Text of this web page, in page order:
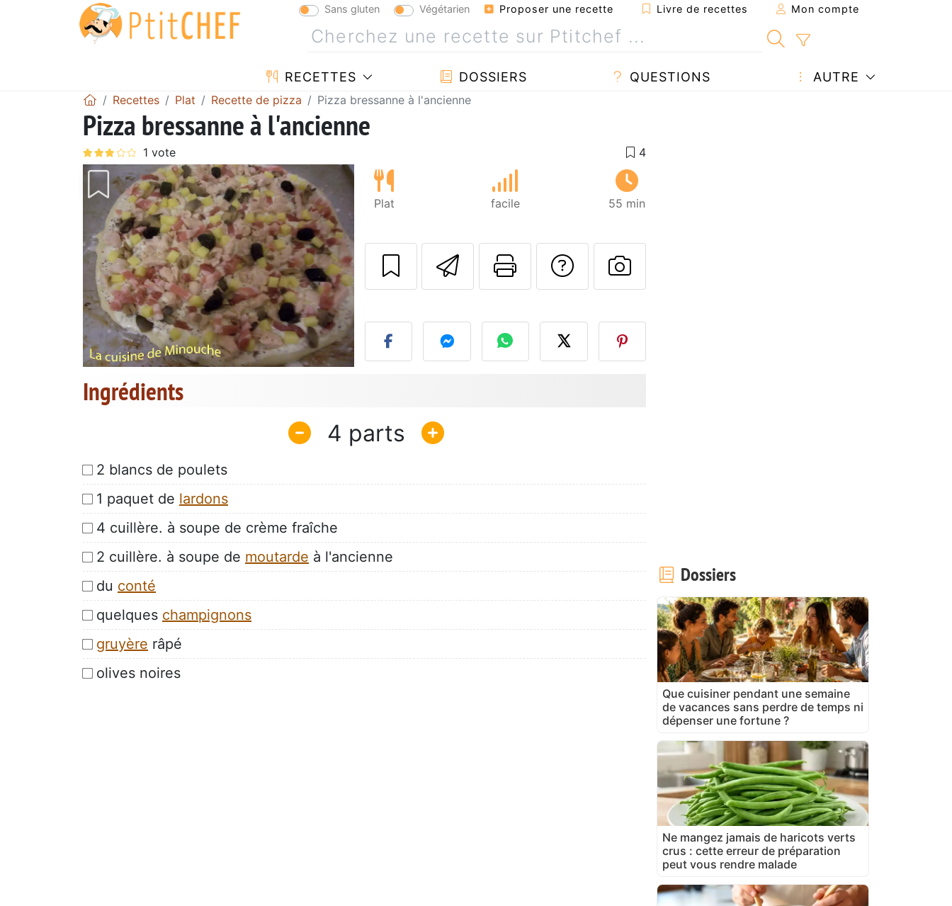
Sans gluten Végétarien Proposer une recette Livre de recettes Mon compte
RECETTES DOSSIERS QUESTIONS AUTRE
Recettes Plat Recette de pizza Pizza bressanne à l'ancienne
Pizza bressanne à l'ancienne
Plat facile 55 min
Envoyer cette recette à un ami
Imprimer cette page
Poser une question à l'auteur
Publier votre photo de cette
Ingrédients
4
2 blancs de poulets
1 paquet de lardons
4 cuillère. à soupe de crème fraîche
2 cuillère. à soupe de moutarde à l'ancienne
du conté
quelques champignons
gruyère râpé
olives noires
Dossiers
Que cuisiner pendant une semaine
de vacances sans perdre de temps ni
dépenser une fortune ?
Ne mangez jamais de haricots verts
crus : cette erreur de préparation
peut vous rendre malade